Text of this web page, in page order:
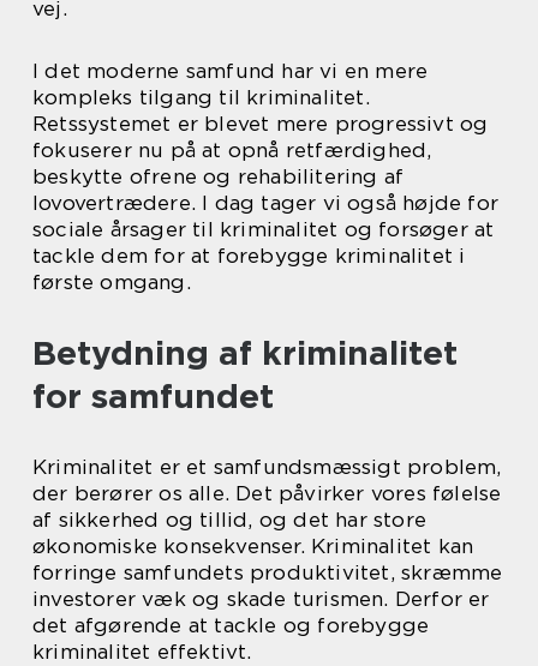
vej.
I det moderne samfund har vi en mere
kompleks tilgang til kriminalitet.
Retssystemet er blevet mere progressivt og
fokuserer nu på at opnå retfærdighed,
beskytte ofrene og rehabilitering af
lovovertrædere. I dag tager vi også højde for
sociale årsager til kriminalitet og forsøger at
tackle dem for at forebygge kriminalitet i
første omgang.
Betydning af kriminalitet
for samfundet
Kriminalitet er et samfundsmæssigt problem,
der berører os alle. Det påvirker vores følelse
af sikkerhed og tillid, og det har store
økonomiske konsekvenser. Kriminalitet kan
forringe samfundets produktivitet, skræmme
investorer væk og skade turismen. Derfor er
det afgørende at tackle og forebygge
kriminalitet effektivt.